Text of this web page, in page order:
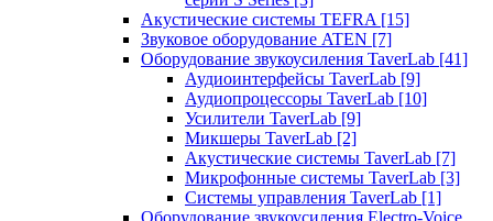
Акустические системы TEFRA [15]
Звуковое оборудование ATEN [7]
Оборудование звукоусиления TaverLab [41]
Аудиоинтерфейсы TaverLab [9]
Аудиопроцессоры TaverLab [10]
Усилители TaverLab [9]
Микшеры TaverLab [2]
Акустические системы TaverLab [7]
Микрофонные системы TaverLab [3]
Системы управления TaverLab [1]
Оборудование звукоусиления Electro-Voice